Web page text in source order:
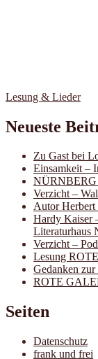
Lesung & Lieder
Neueste
Zu Gast bei
Einsamkeit –
NÜRNBERG
Verzicht –
Autor Herbert
Hardy Kaiser
Literaturhaus
Verzicht –
Lesung
Gedanken
ROTE
Seiten
Datenschutz
frank und frei